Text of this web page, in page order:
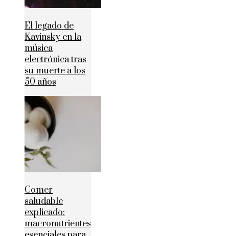
El legado de
Kavinsky en la
música
electrónica tras
su muerte a los
50 años
Comer
saludable
explicado:
macronutrientes